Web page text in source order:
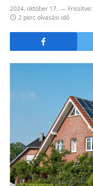
2024. október 17. Frissítve:
2 perc olvasási idő